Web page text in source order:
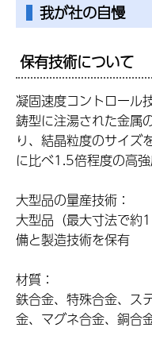
我が社の自慢
保有技術について
凝固速度コントロール
鋳型に注湯された金属
り、結晶粒度のサイズ
に比べ1.5倍程度の高
大型品の量産技術：
大型品（最大寸法で約
備と製造技術を保有
材質：
鉄合金、特殊合金、ス
金、マグネ合金、銅合